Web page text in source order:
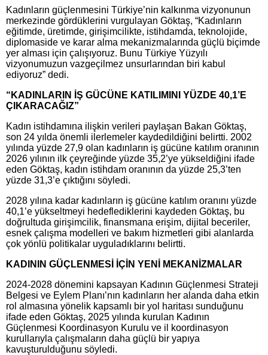
Kadınların güçlenmesini Türkiye’nin kalkınma vizyonunun
merkezinde gördüklerini vurgulayan Göktaş, “Kadınların
eğitimde, üretimde, girişimcilikte, istihdamda, teknolojide,
diplomaside ve karar alma mekanizmalarında güçlü biçimde
yer alması için çalışıyoruz. Bunu Türkiye Yüzyılı
vizyonumuzun vazgeçilmez unsurlarından biri kabul
ediyoruz” dedi.
“KADINLARIN İŞ GÜCÜNE KATILIMINI YÜZDE 40,1’E
ÇIKARACAĞIZ”
Kadın istihdamına ilişkin verileri paylaşan Bakan Göktaş,
son 24 yılda önemli ilerlemeler kaydedildiğini belirtti. 2002
yılında yüzde 27,9 olan kadınların iş gücüne katılım oranının
2026 yılının ilk çeyreğinde yüzde 35,2’ye yükseldiğini ifade
eden Göktaş, kadın istihdam oranının da yüzde 25,3’ten
yüzde 31,3’e çıktığını söyledi.
2028 yılına kadar kadınların iş gücüne katılım oranını yüzde
40,1’e yükseltmeyi hedeflediklerini kaydeden Göktaş, bu
doğrultuda girişimcilik, finansmana erişim, dijital beceriler,
esnek çalışma modelleri ve bakım hizmetleri gibi alanlarda
çok yönlü politikalar uyguladıklarını belirtti.
KADININ GÜÇLENMESİ İÇİN YENİ MEKANİZMALAR
2024-2028 dönemini kapsayan Kadının Güçlenmesi Strateji
Belgesi ve Eylem Planı’nın kadınların her alanda daha etkin
rol almasına yönelik kapsamlı bir yol haritası sunduğunu
ifade eden Göktaş, 2025 yılında kurulan Kadının
Güçlenmesi Koordinasyon Kurulu ve il koordinasyon
kurullarıyla çalışmaların daha güçlü bir yapıya
kavuşturulduğunu söyledi.